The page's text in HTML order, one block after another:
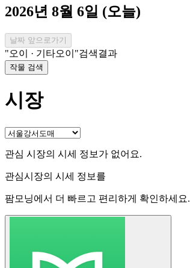
2026년 8월 6일 (오늘)
날짜 앞으로가기
"오이 · 기타오이"검색결과
작물 검색
시장
관심 시장의 시세 정보가 없어요.
관심시장의 시세 정보를
팜모닝에서 더 빠르고 편리하게 확인하세요.